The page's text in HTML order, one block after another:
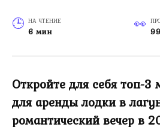
НА ЧТЕНИЕ
6 мин 99
Откройте для себя топ-3
для аренды лодки в
романтический вечер в